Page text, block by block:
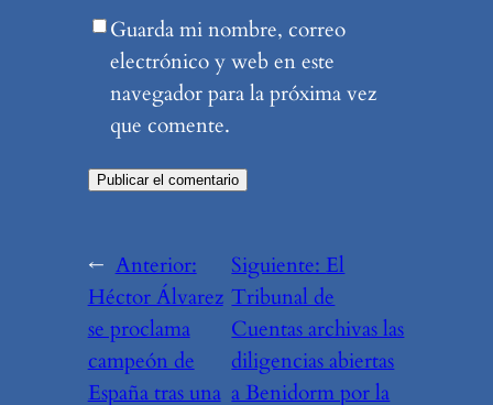
Guarda mi nombre, correo
electrónico y web en este
navegador para la próxima vez
que comente.
← Anterior:
Héctor Álvarez
se proclama
campeón de
España tras una
Siguiente:El
Tribunal de
Cuentas archivas las
diligencias abiertas
a Benidorm por la